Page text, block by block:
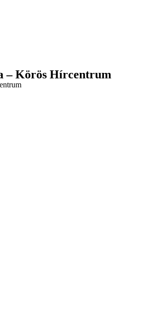
– Körös Hírcentrum